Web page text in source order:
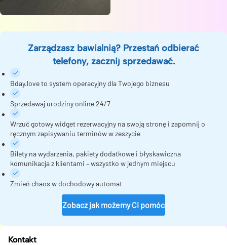
Zarządzasz bawialnią? Przestań odbierać
telefony, zacznij sprzedawać.
Bday.love to system operacyjny dla Twojego biznesu
Sprzedawaj urodziny online 24/7
Wrzuć gotowy widget rezerwacyjny na swoją stronę i zapomnij o
ręcznym zapisywaniu terminów w zeszycie
Bilety na wydarzenia, pakiety dodatkowe i błyskawiczna
komunikacja z klientami – wszystko w jednym miejscu
Zmień chaos w dochodowy automat
Zobacz jak możemy Ci pomóc
Kontakt